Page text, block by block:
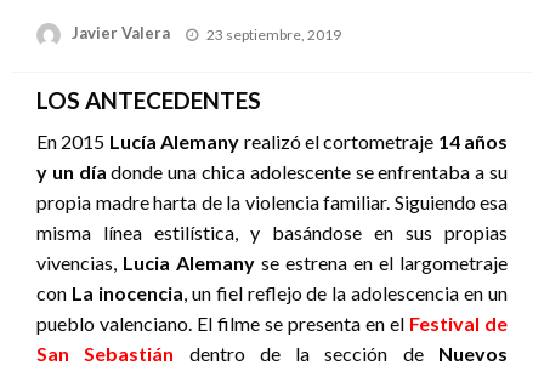
Javier Valera
Publicado
23 septiembre, 2019
LOS ANTECEDENTES
En 2015 Lucía Alemany realizó el cortometraje 14 años
y un díadonde una chica adolescente se enfrentaba a su
propia madre harta de la violencia familiar. Siguiendo esa
misma línea estilística, y basándose en sus propias
vivencias, Lucia Alemany se estrena en el largometraje
con La inocencia, un fiel reflejo de la adolescencia en un
pueblo valenciano. El filme se presenta en el Festival de
San Sebastián dentro de la sección de Nuevos